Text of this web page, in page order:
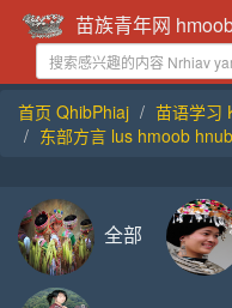
苗族青年网
首页 QhibPhiaj
苗语学习
东部方言 lus hmoob
全部